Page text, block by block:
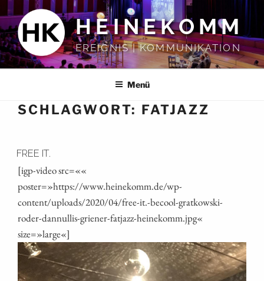
Inhalt
springen
HEINEKOMM
EREIGNIS | KOMMUNIKATION
Menü
SCHLAGWORT: FATJAZZ
FREE IT.
[igp-video src=««
poster=»https://www.heinekomm.de/wp-
content/uploads/2020/04/free-it.-becool-gratkowski-
roder-dannullis-griener-fatjazz-heinekomm.jpg«
size=»large«]